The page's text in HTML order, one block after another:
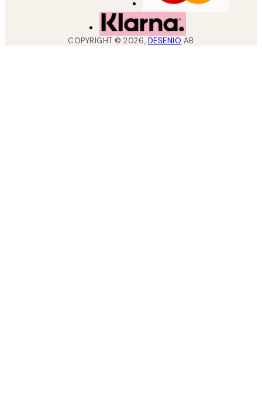
COPYRIGHT ©2026, DESENIO AB